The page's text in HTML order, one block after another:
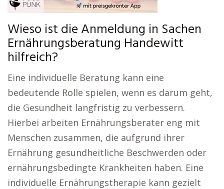
Wieso ist die Anmeldung in Sachen
Ernährungsberatung Handewitt
hilfreich?
Eine individuelle Beratung kann eine
bedeutende Rolle spielen, wenn es darum geht,
die Gesundheit langfristig zu verbessern.
Hierbei arbeiten Ernährungsberater eng mit
Menschen zusammen, die aufgrund ihrer
Ernährung gesundheitliche Beschwerden oder
ernährungsbedingte Krankheiten haben. Eine
individuelle Ernährungstherapie kann gezielt